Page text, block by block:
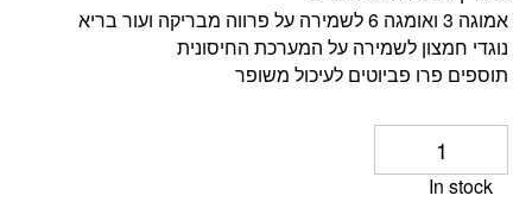
אמוגה 3 ואומגה 6 לשמירה על פרווה מבריקה ועור בריא
נוגדי חמצון לשמירה על המערכת החיסונית
תוספים פרו פביוטים לעיכול משופר
In stock